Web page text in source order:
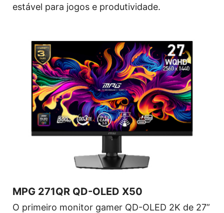
estável para jogos e produtividade.
MPG 271QR QD-OLED X50
O primeiro monitor gamer QD-OLED 2K de 27”